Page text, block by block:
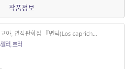
작품정보
야, 연작판화집 『변덕(Los caprich...
러, 호러